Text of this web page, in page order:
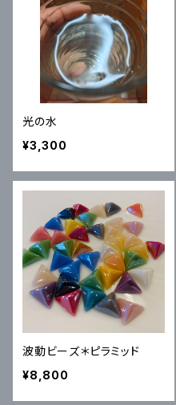
光の水
¥3,300
波動ビーズ＊ピラミッド
¥8,800